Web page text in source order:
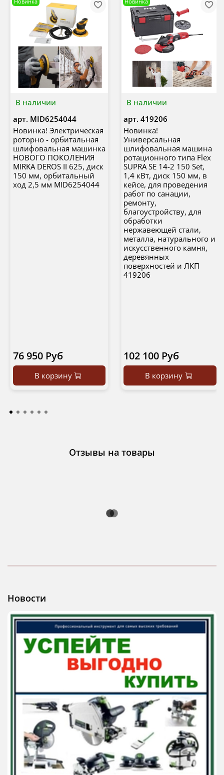
В наличии
арт. MID6254044
Новинка! Электрическая
роторно - орбитальная
шлифовальная машинка
НОВОГО ПОКОЛЕНИЯ
MIRKA DEROS II 625, диск
150 мм, орбитальный
ход 2,5 мм MID6254044
76 950 Руб
В корзину
В наличии
арт. 419206
Новинка!
Универсальная
шлифовальная машина
ротационного типа Flex
SUPRA SE 14-2 150 Set,
1,4 кВт, диск 150 мм, в
кейсе, для проведения
работ по санации,
ремонту,
благоустройству, для
обработки
нержавеющей стали,
металла, натурального и
искусственного камня,
деревянных
поверхностей и ЛКП
419206
102 100 Руб
В корзину
Отзывы на товары
Новости